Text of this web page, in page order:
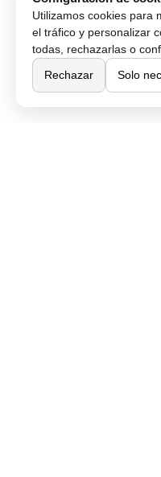
Utilizamos cookies para
el tráfico y personalizar
todas, rechazarlas o
Rechazar
Solo